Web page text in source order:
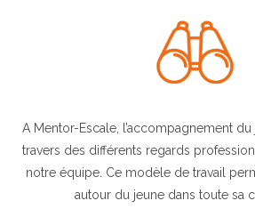
A Mentor-Escale, l’accompagnement
travers des différents regards
notre équipe. Ce modèle de travail
autour du jeune dans toute sa